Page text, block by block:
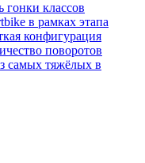
гонки классов
в рамках этапа
конфигурация
поворотов
самых тяжёлых в